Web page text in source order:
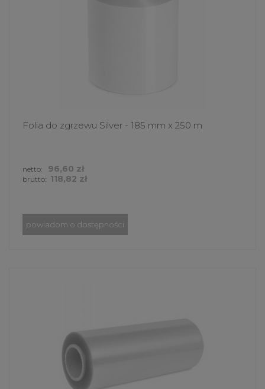
Folia do zgrzewu Silver - 185 mm x 250 m
brutto: 118,82 zł
netto: 96,60 zł
powiadom o dostępności